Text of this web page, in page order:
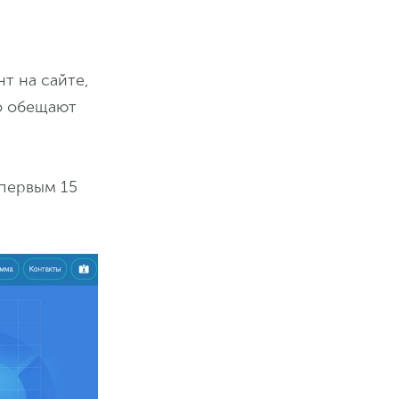
на сайте,
обещают
15